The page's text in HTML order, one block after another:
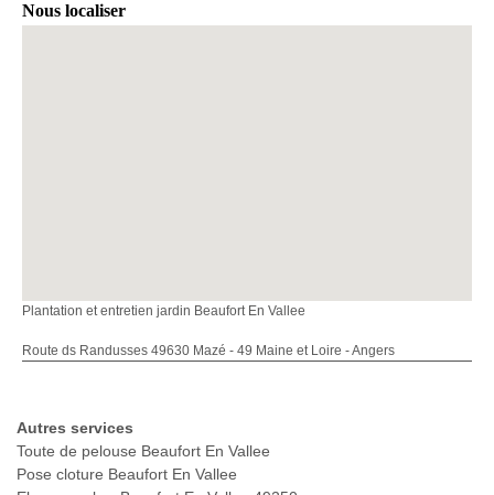
Nous localiser
Plantation et entretien jardin Beaufort En Vallee
Route ds Randusses 49630 Mazé - 49 Maine et Loire - Angers
Autres services
Toute de pelouse Beaufort En Vallee
Pose cloture Beaufort En Vallee